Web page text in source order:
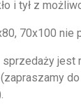
i tył z
70x100 nie
jest